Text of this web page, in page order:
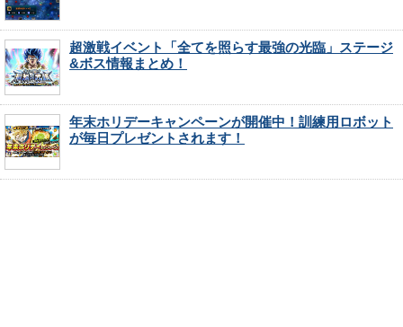
超激戦イベント「全てを照らす最強の光臨」ステージ
&ボス情報まとめ！
年末ホリデーキャンペーンが開催中！訓練用ロボット
が毎日プレゼントされます！